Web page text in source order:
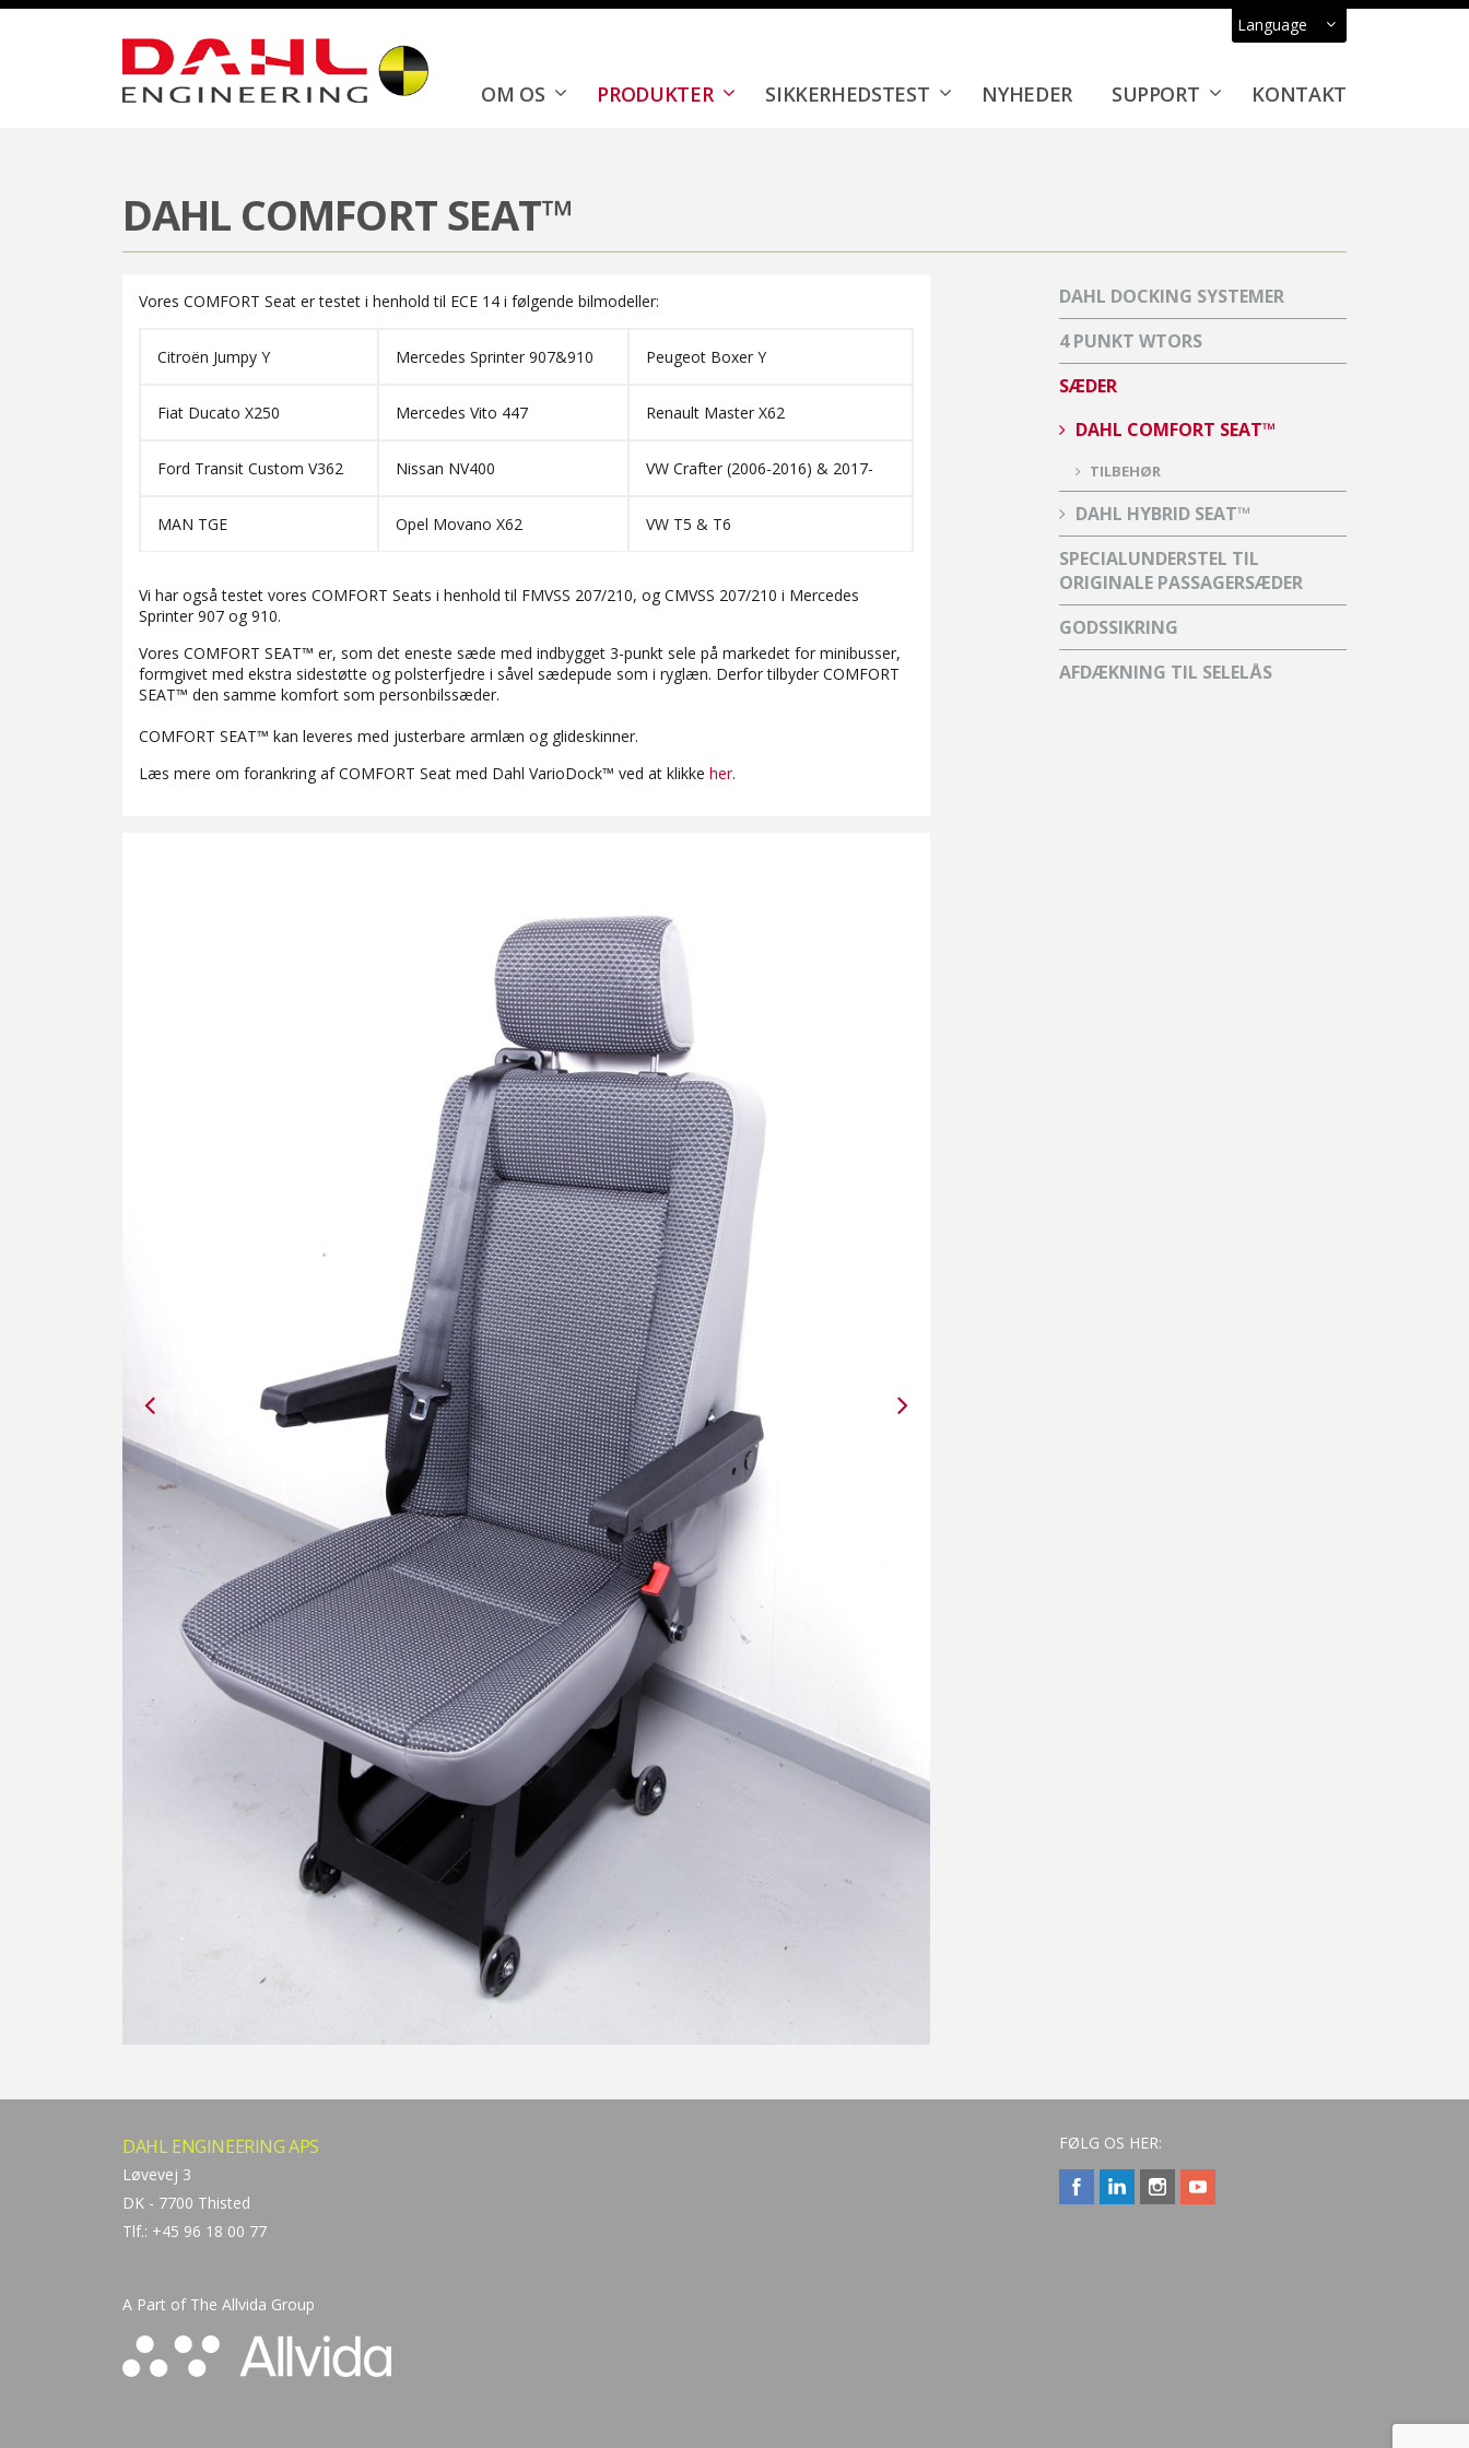
OM OS PRODUKTER SIKKERHEDSTEST NYHEDER SUPPORT KONTAKT
Language
DAHL COMFORT SEAT™
Vores COMFORT Seat er testet i henhold til ECE 14 i følgende bilmodeller:
Citroën Jumpy Y Mercedes Sprinter 907&910 Peugeot Boxer Y
Fiat Ducato X250 Mercedes Vito 447 Renault Master X62
Ford Transit Custom V362 Nissan NV400 VW Crafter (2006-2016) & 2017-
MAN TGE Opel Movano X62 VW T5 & T6
Vi har også testet vores COMFORT Seats i henhold til FMVSS 207/210, og CMVSS 207/210 i Mercedes
Sprinter 907 og 910.
Vores COMFORT SEAT™ er, som det eneste sæde med indbygget 3-punkt sele på markedet for minibusser,
formgivet med ekstra sidestøtte og polsterfjedre i såvel sædepude som i ryglæn. Derfor tilbyder COMFORT
SEAT™ den samme komfort som personbilssæder.
COMFORT SEAT™ kan leveres med justerbare armlæn og glideskinner.
Læs mere om forankring af COMFORT Seat med Dahl VarioDock™ ved at klikke her.
DAHL DOCKING SYSTEMER
4 PUNKT WTORS
SÆDER
DAHL COMFORT SEAT™
TILBEHØR
DAHL HYBRID SEAT™
SPECIALUNDERSTEL TIL
ORIGINALE PASSAGERSÆDER
GODSSIKRING
AFDÆKNING TIL SELELÅS
DAHL ENGINEERING APS
Løvevej 3
DK - 7700 Thisted
Tlf.: +45 96 18 00 77
A Part of The Allvida Group
FØLG OS HER: